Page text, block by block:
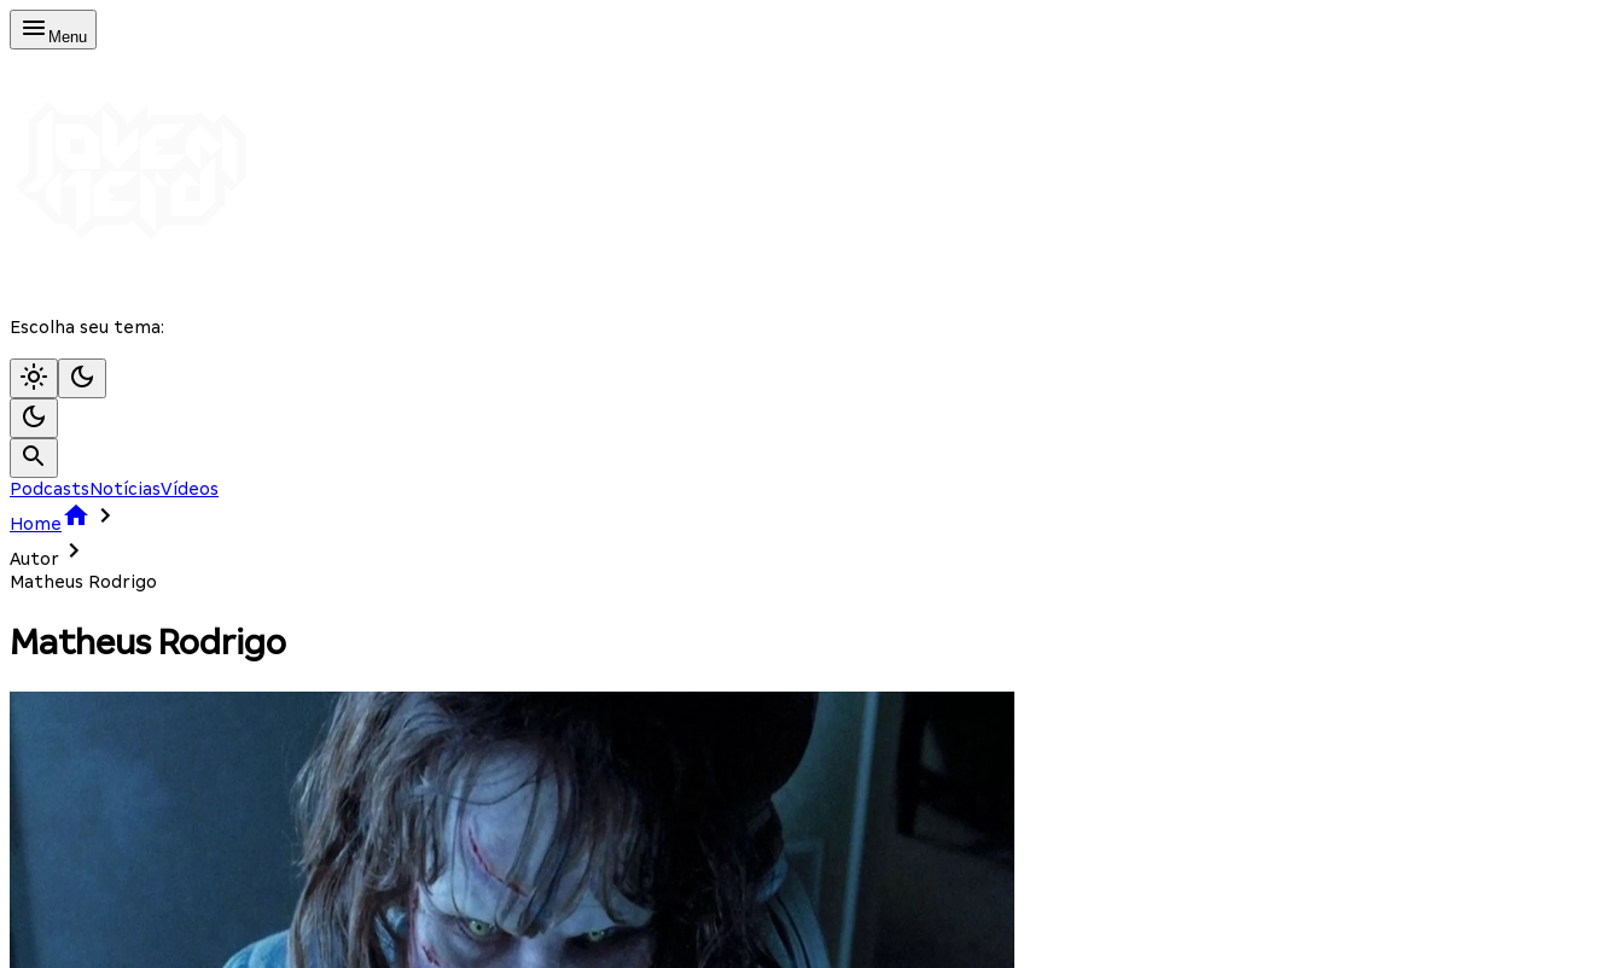
Menu
Escolha seu tema:
PodcastsNotíciasVídeos
Home
Autor
Matheus Rodrigo
Matheus Rodrigo